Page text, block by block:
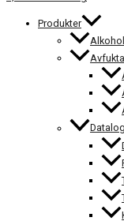
Produkter